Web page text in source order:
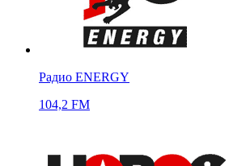
Радио ENERGY
104,2 FM